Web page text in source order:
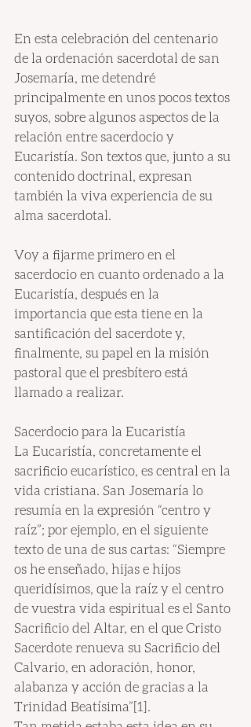
En esta celebración del centenario
de la ordenación sacerdotal de san
Josemaría, me detendré
principalmente en unos pocos textos
suyos, sobre algunos aspectos de la
relación entre sacerdocio y
Eucaristía. Son textos que, junto a su
contenido doctrinal, expresan
también la viva experiencia de su
alma sacerdotal.
Voy a fijarme primero en el
sacerdocio en cuanto ordenado a la
Eucaristía, después en la
importancia que esta tiene en la
santificación del sacerdote y,
finalmente, su papel en la misión
pastoral que el presbítero está
llamado a realizar.
Sacerdocio para la Eucaristía
La Eucaristía, concretamente el
sacrificio eucarístico, es central en la
vida cristiana. San Josemaría lo
resumía en la expresión “centro y
raíz”; por ejemplo, en el siguiente
texto de una de sus cartas: “Siempre
os he enseñado, hijas e hijos
queridísimos, que la raíz y el centro
de vuestra vida espiritual es el Santo
Sacrificio del Altar, en el que Cristo
Sacerdote renueva su Sacrificio del
Calvario, en adoración, honor,
alabanza y acción de gracias a la
Trinidad Beatísima”[1].